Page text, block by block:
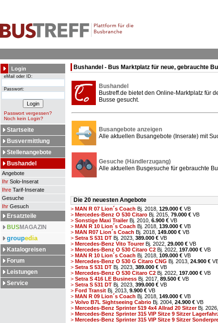
Login
eMail oder ID:
Passwort:
Passwort vergessen?
Noch kein Login?
Startseite
Busvermittlung
Stellenangebote
Bushandel
Angebote
Ihr Solo-Inserat
Ihre Tarif-Inserate
Gesuche
Ihr Gesuch
Ersatzteile
BUSMAGAZIN
groupedia
Katalogreisen
Forum
Leistungen
Service
Bushandel - Bus Marktplatz für neue, gebrauchte
Bushandel
Bustreff.de bietet den Online-Marktplatz für
Busse gesucht.
Busangebote anzeigen
Alle aktuellen Busangebote (Inserate) mit
Gesuche (Händlerzugang)
Alle aktuellen Busgesuche für gebrauchte
Die 20 neuesten Angebote
> MAN R 07 Lion´s Coach Bj. 2018, 129.000 € VB
> Mercedes-Benz O 530 Citaro Bj. 2015, 79.000 € VB
> Sonstige Maxi TrailerBj. 2010, 6.900 € VB
> MAN R 10 Lion´s Coach Bj. 2018, 139.000 € VB
> MAN R07 Lion´s Coach Bj. 2018, 149.000 € VB
> Setra S 531 DT Bj. 2023, 389.000 € VB
> Mercedes-Benz Vito TourerBj. 2022, 29.000 € VB
> Mercedes-Benz O 530 Citaro C2 Bj. 2022, 197.000 € VB
> MAN R 10 Lion´s Coach Bj. 2018, 109.000 € VB
> Mercedes-Benz O 530 G Citaro CNG Bj. 2013, 24.900 €
> Setra S 531 DT Bj. 2023, 389.000 € VB
> Mercedes-Benz O 530 Citaro C2 Bj. 2022, 197.000 € VB
> Setra S 416 LE Business Bj. 2017, 89.500 € VB
> Setra S 531 DT Bj. 2023, 399.000 € VB
> Ford Transit Bj. 2013, 9.900 € VB
> MAN R 09 Lion´s Coach Bj. 2018, 149.000 € VB
> Volvo B7L Sightseeing Cabrio Bj. 2004, 24.900 € VB
> Mercedes-Benz Sprinter 519 4x4 Allrad 20 SitzerBj.
> Mercedes-Benz Sprinter 315 VIP Sitze 9 Sitzer
> Mercedes-Benz Sprinter 315 VIP Sitze 9 Sitzer